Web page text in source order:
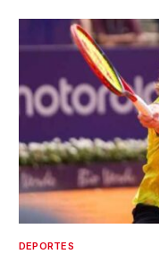
DEPORTES